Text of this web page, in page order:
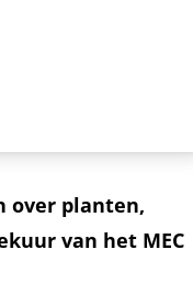
over planten,
van het MEC